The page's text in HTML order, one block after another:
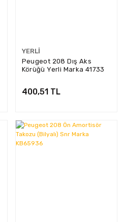
YERLI
Peugeot 208 Dış Aks
Körüğü Yerli Marka 41733
400,51 TL